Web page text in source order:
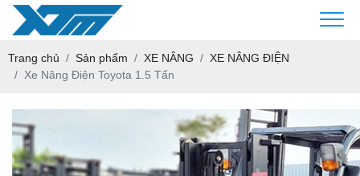
Trang chủ Sản phẩm XE NÂNG
XE NÂNG ĐIỆN
Xe Nâng Điện Toyota 1.5 Tấn